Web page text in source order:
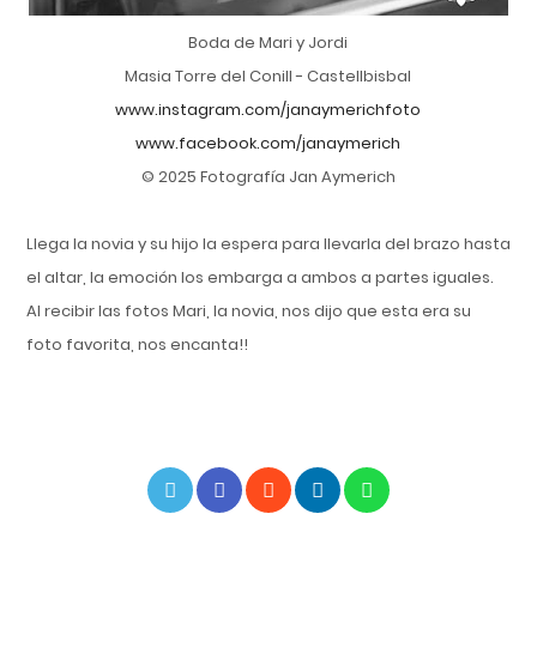
Boda de Mari y Jordi
Masia Torre del Conill - Castellbisbal
www.instagram.com/janaymerichfoto
www.facebook.com/janaymerich
© 2025 Fotografía Jan Aymerich
Llega la novia y su hijo la espera para llevarla del brazo hasta
el altar, la emoción los embarga a ambos a partes iguales.
Al recibir las fotos Mari, la novia, nos dijo que esta era su
foto favorita, nos encanta!!